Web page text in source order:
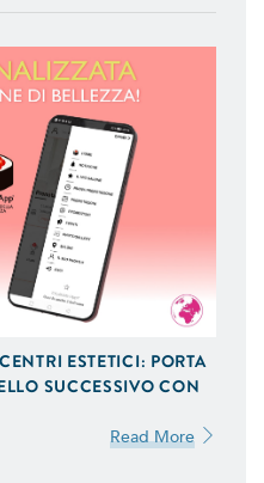
ESTETICI: PORTA
SUCCESSIVO CON
Read More